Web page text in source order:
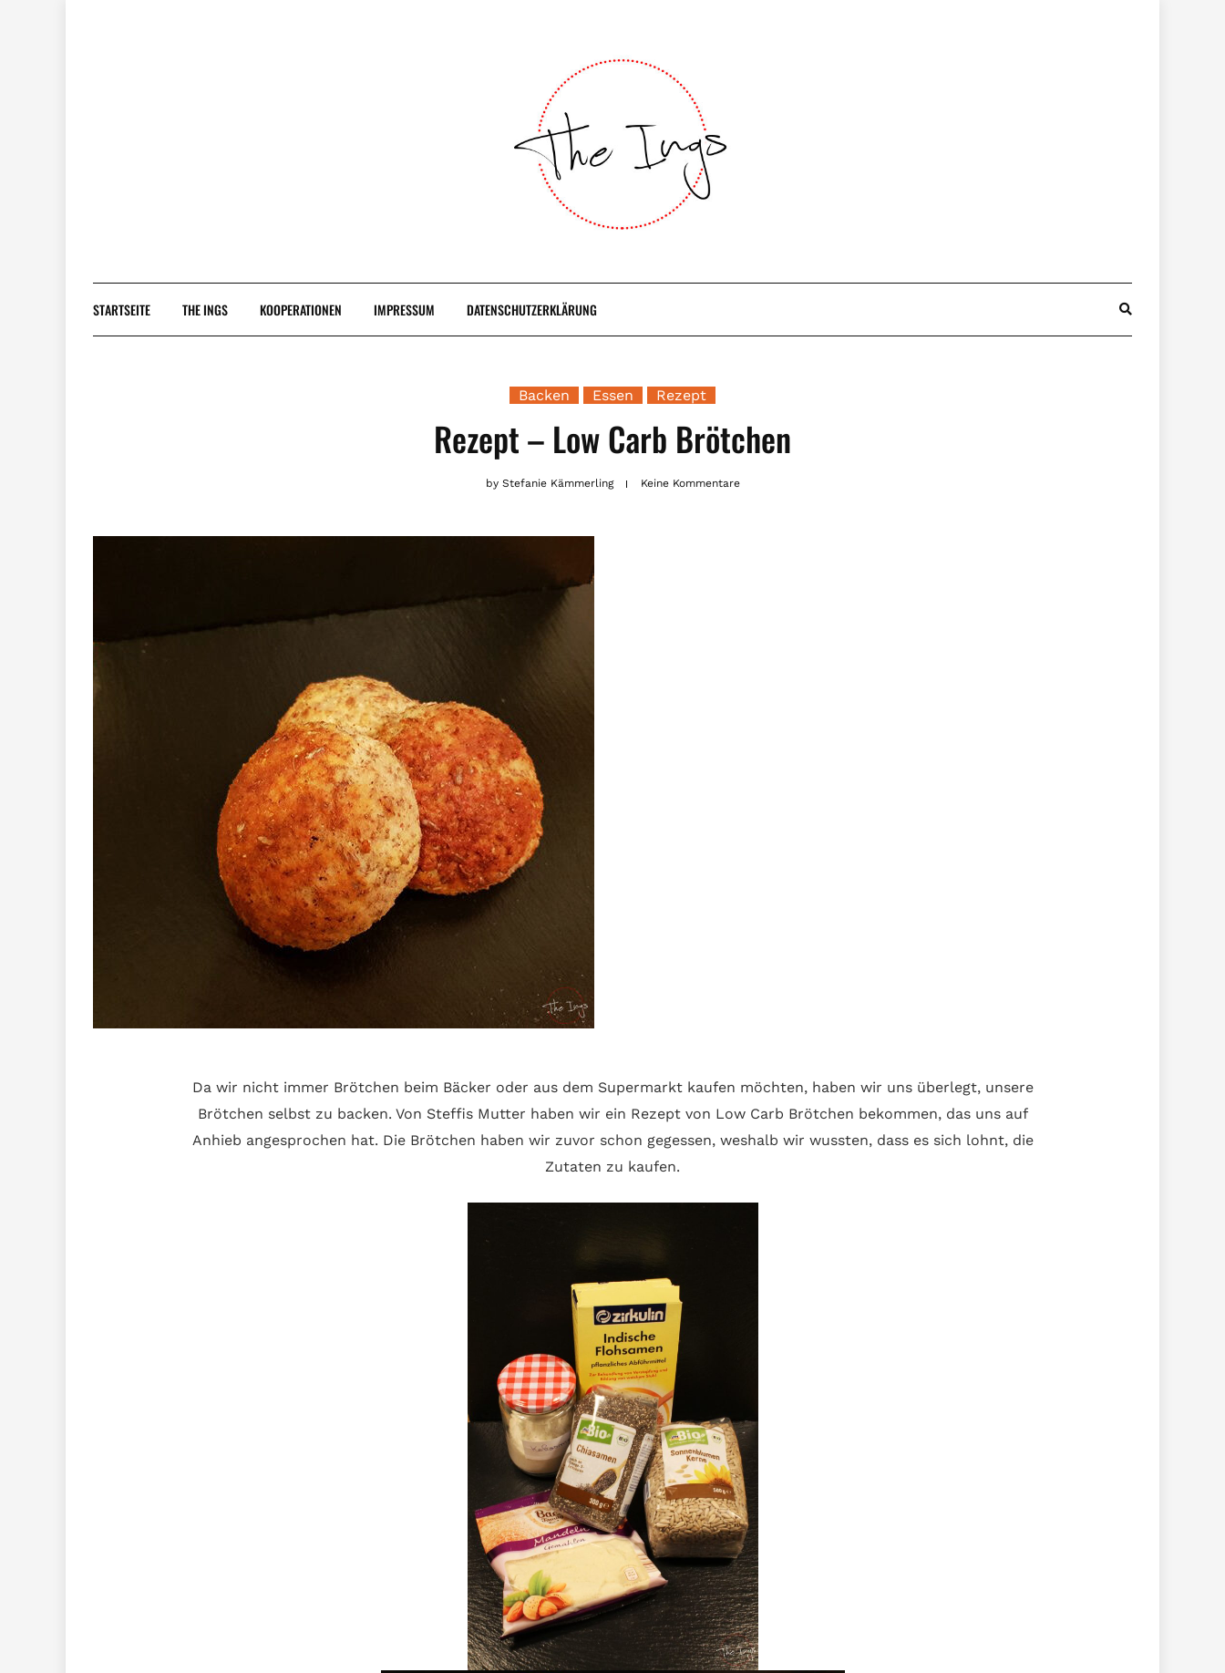
STARTSEITE THE INGS KOOPERATIONEN IMPRESSUM DATENSCHUTZERKLÄRUNG
Backen Essen Rezept
Rezept – Low Carb Brötchen
byStefanie Kämmerling Keine Kommentare
Da wir nicht immer Brötchen beim Bäcker oder aus dem Supermarkt kaufen möchten, haben wir uns überlegt, unsere
Brötchen selbst zu backen. Von Steffis Mutter haben wir ein Rezept von Low Carb Brötchen bekommen, das uns auf
Anhieb angesprochen hat. Die Brötchen haben wir zuvor schon gegessen, weshalb wir wussten, dass es sich lohnt, die
Zutaten zu kaufen.